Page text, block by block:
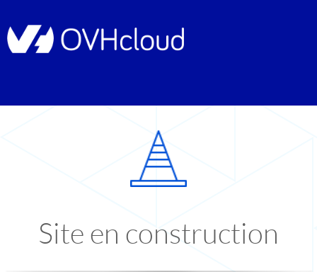
Site en construction